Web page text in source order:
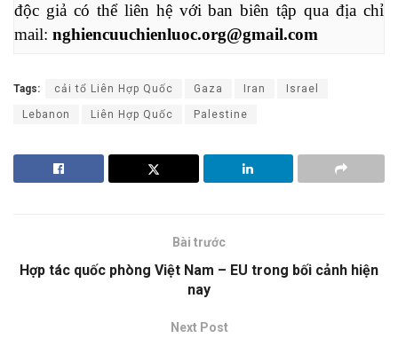
độc giả có thể liên hệ với ban biên tập qua địa chỉ
mail: nghiencuuchienluoc.org@gmail.com
Tags: cải tổ Liên Hợp Quốc Gaza Iran Israel
Lebanon Liên Hợp Quốc Palestine
Bài trước
Hợp tác quốc phòng Việt Nam – EU trong bối cảnh hiện
nay
Next Post